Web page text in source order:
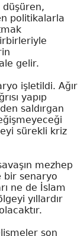
politikalarla
gelir.
işletildi. Ağır
yapıp
saldırgan
sürekli kriz
mezhep
bir senaryo
ne de İslam
yıllardır
son